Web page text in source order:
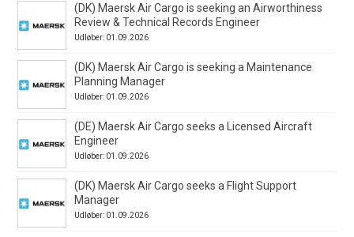
(DK) Maersk Air Cargo is seeking an Airworthiness
Review & Technical Records Engineer
Udløber: 01.09.2026
(DK) Maersk Air Cargo is seeking a Maintenance
Planning Manager
Udløber: 01.09.2026
(DE) Maersk Air Cargo seeks a Licensed Aircraft
Engineer
Udløber: 01.09.2026
(DK) Maersk Air Cargo seeks a Flight Support
Manager
Udløber: 01.09.2026